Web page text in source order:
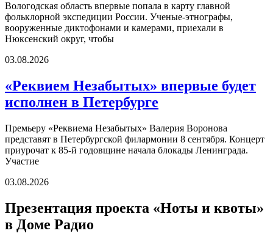
Вологодская область впервые попала в карту главной
фольклорной экспедиции России. Ученые-этнографы,
вооруженные диктофонами и камерами, приехали в
Нюксенский округ, чтобы
03.08.2026
«Реквием Незабытых» впервые будет
исполнен в Петербурге
Премьеру «Реквиема Незабытых» Валерия Воронова
представят в Петербургской филармонии 8 сентября. Концерт
приурочат к 85-й годовщине начала блокады Ленинграда.
Участие
03.08.2026
Презентация проекта «Ноты и квоты»
в Доме Радио